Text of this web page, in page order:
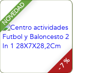
NOVEDAD
- 7 %